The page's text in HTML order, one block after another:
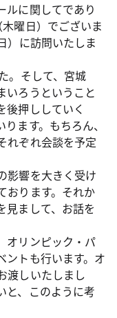
ルに関してであり
曜日）でございま
）に訪問いたしま
。そして、宮城
いろうということ
後押ししていく
ます。もちろん、
れぞれ会談を予定
影響を大きく受け
おります。それか
見まして、お話を
オリンピック・パ
ントも行います。オ
渡しいたしまし
と、このように考